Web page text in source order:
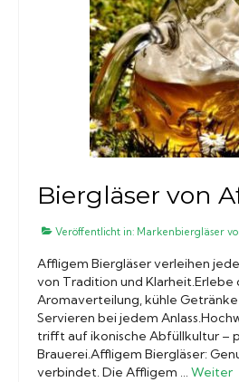
Biergläser von
Veröffentlicht in: Markenbiergläser
Affligem Biergläser verleihen
von Tradition und Klarheit.Erlebe
Aromaverteilung, kühle
Servieren bei jedem
trifft auf ikonische Abfüllkultur –
Brauerei.Affligem Biergläser:
verbindet. Die Affligem … Weiter